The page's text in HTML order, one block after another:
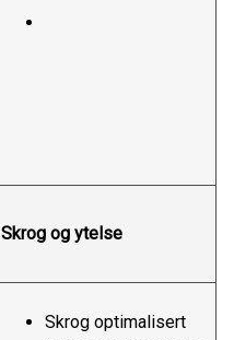
Skrog og ytelse
Skrog optimalisert